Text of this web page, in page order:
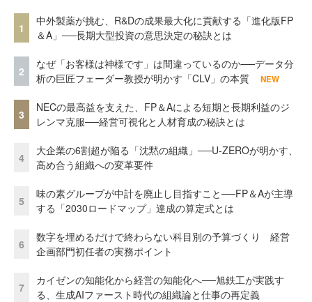
1
中外製薬が挑む、R&Dの成果最大化に貢献する「進化版FP
＆A」──長期大型投資の意思決定の秘訣とは
2
なぜ「お客様は神様です」は間違っているのか──データ分
析の巨匠フェーダー教授が明かす「CLV」の本質
NEW
3
NECの最高益を支えた、FP＆Aによる短期と長期利益のジ
レンマ克服──経営可視化と人材育成の秘訣とは
4
大企業の6割超が陥る「沈黙の組織」──U-ZEROが明かす、
高め合う組織への変革要件
5
味の素グループが中計を廃止し目指すこと──FP＆Aが主導
する「2030ロードマップ」達成の算定式とは
6
数字を埋めるだけで終わらない科目別の予算づくり 経営
企画部門初任者の実務ポイント
7
カイゼンの知能化から経営の知能化へ──旭鉄工が実践す
る、生成AIファースト時代の組織論と仕事の再定義